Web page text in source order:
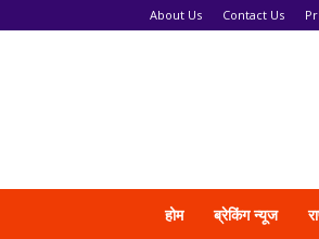
About Us Contact Us
होम ब्रेकिंग न्यूज